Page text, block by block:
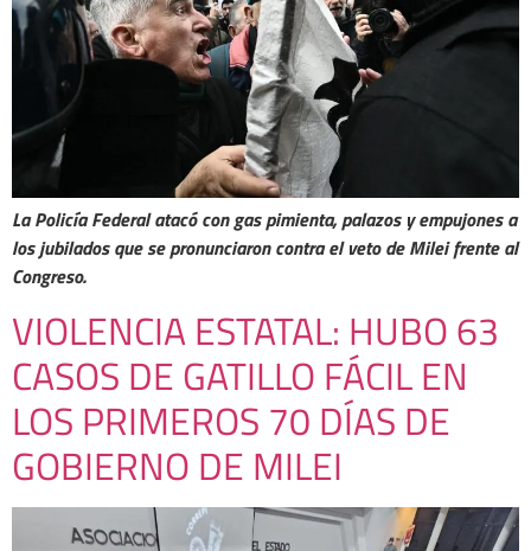
La Policía Federal atacó con gas pimienta, palazos y empujones a
los jubilados que se pronunciaron contra el veto de Milei frente al
Congreso.
VIOLENCIA ESTATAL: HUBO 63
CASOS DE GATILLO FÁCIL EN
LOS PRIMEROS 70 DÍAS DE
GOBIERNO DE MILEI